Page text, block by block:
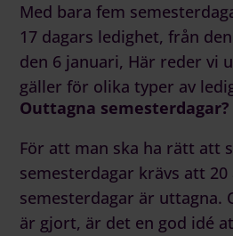
Med bara fem
17 dagars ledighet, från
den 6 januari, Här reder vi
gäller för olika typer av
Outtagna semesterdagar?
För att man ska ha rätt att
semesterdagar krävs att
semesterdagar är uttagna.
är gjort, är det en god idé